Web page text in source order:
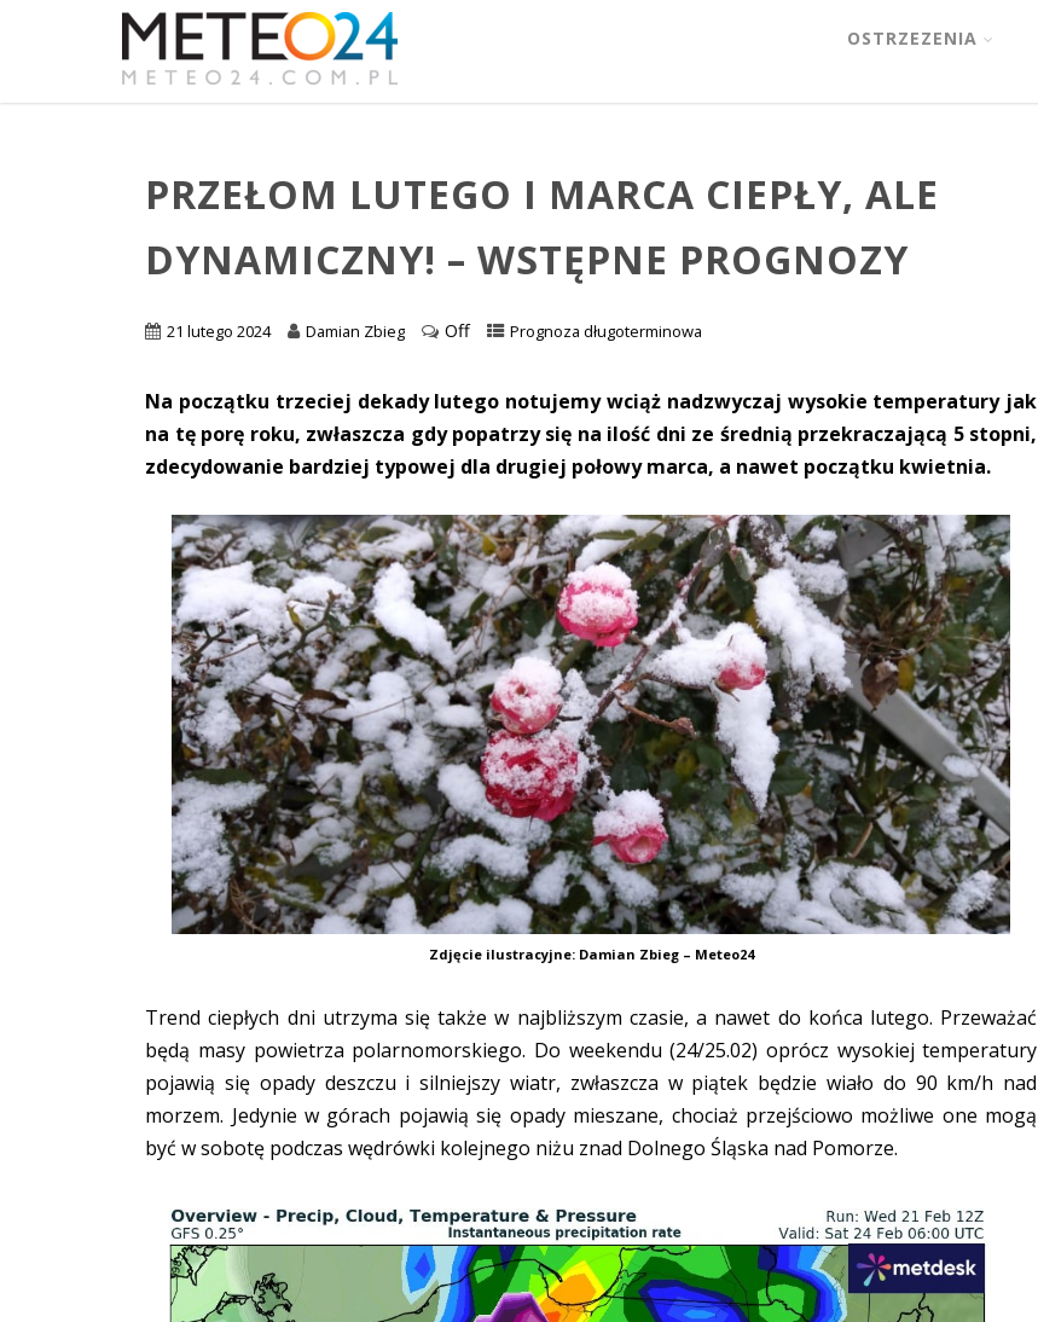
OSTRZEZENIA
PRZEŁOM LUTEGO I MARCA CIEPŁY, ALE
DYNAMICZNY! – WSTĘPNE PROGNOZY
21 lutego 2024 Damian Zbieg Off Prognoza długoterminowa
Na początku trzeciej dekady lutego notujemy wciąż nadzwyczaj wysokie temperatury jak
na tę porę roku, zwłaszcza gdy popatrzy się na ilość dni ze średnią przekraczającą 5 stopni,
zdecydowanie bardziej typowej dla drugiej połowy marca, a nawet początku kwietnia.
Zdjęcie ilustracyjne: Damian Zbieg – Meteo24
Trend ciepłych dni utrzyma się także w najbliższym czasie, a nawet do końca lutego. Przeważać
będą masy powietrza polarnomorskiego. Do weekendu (24/25.02) oprócz wysokiej temperatury
pojawią się opady deszczu i silniejszy wiatr, zwłaszcza w piątek będzie wiało do 90 km/h nad
morzem. Jedynie w górach pojawią się opady mieszane, chociaż przejściowo możliwe one mogą
być w sobotę podczas wędrówki kolejnego niżu znad Dolnego Śląska nad Pomorze.